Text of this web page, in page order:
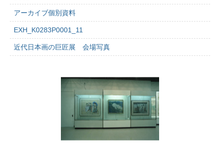
アーカイブ個別資料
EXH_K0283P0001_11
近代日本画の巨匠展 会場写真